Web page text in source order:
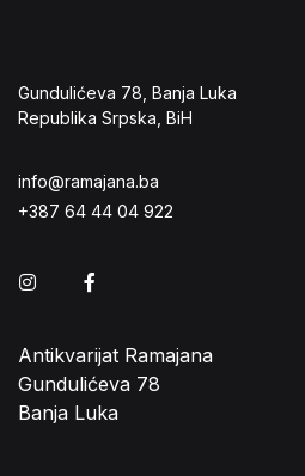
Gundulićeva 78, Banja Luka
Republika Srpska, BiH
info@ramajana.ba
+387 64 44 04 922
Instagram
Antikvarijat Ramajana
Gundulićeva 78
Banja Luka